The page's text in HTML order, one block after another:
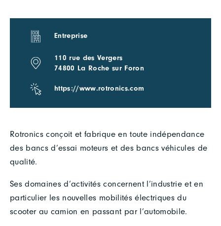
Rotronics conçoit et fabrique en toute indépendance
des bancs d’essai moteurs et des bancs véhicules de
qualité.
Ses domaines d’activités concernent l’industrie et en
particulier les nouvelles mobilités électriques du
scooter au camion en passant par l’automobile.
Entreprise
110 rue des Vergers
74800 La Roche sur Foron
https://www.rotronics.com